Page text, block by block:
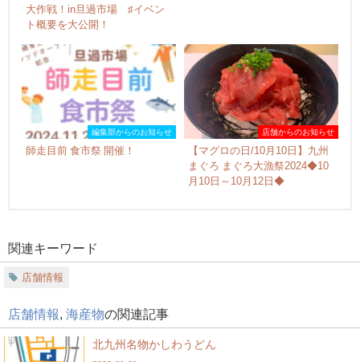
大作戦！in旦過市場 ♯イベン
ト概要を大公開！
編集部からのお知らせ
師走目前 食市祭 開催！
店舗からのお知らせ
【マグロの日/10月10日】九州
まぐろ まぐろ大漁祭2024◆10
月10日～10月12日◆
関連キーワード
店舗情報
店舗情報 海産物の関連記事
北九州名物かしわうどん